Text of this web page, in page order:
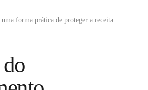
forma prática de proteger a receita